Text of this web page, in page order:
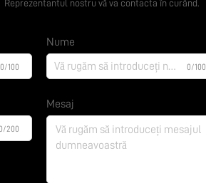
Reprezentantul nostru vă va contacta în curând.
0/100
Nume
0/100
200
Mesaj